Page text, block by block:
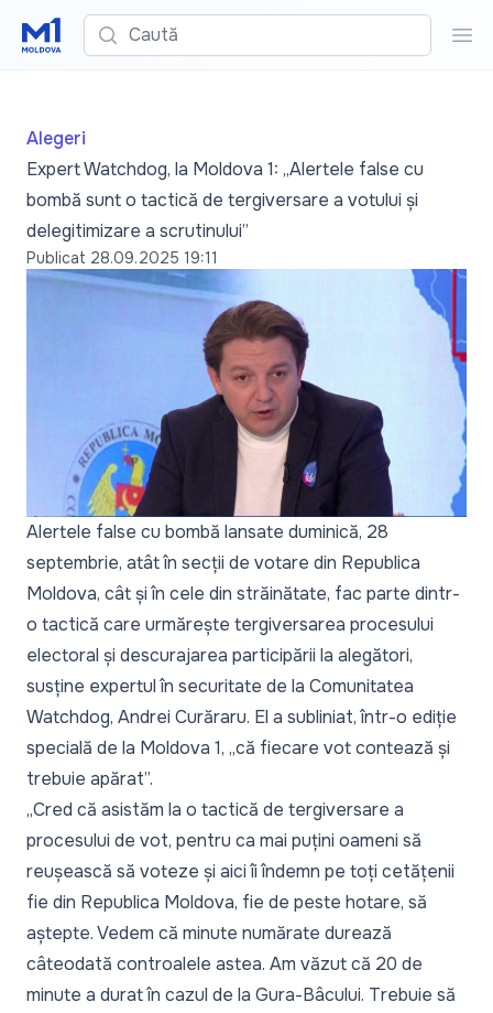
Caută
Alegeri
Expert Watchdog, la Moldova 1: „Alertele false cu
bombă sunt o tactică de tergiversare a votului și
delegitimizare a scrutinului”
Publicat 28.09.2025 19:11
Alertele false cu bombă lansate duminică, 28
septembrie, atât în secții de votare din Republica
Moldova, cât și în cele din străinătate, fac parte dintr-
o tactică care urmărește tergiversarea procesului
electoral și descurajarea participării la alegători,
susține expertul în securitate de la Comunitatea
Watchdog, Andrei Curăraru. El a subliniat, într-o ediție
specială de la Moldova 1, „că fiecare vot contează și
trebuie apărat”.
„Cred că asistăm la o tactică de tergiversare a
procesului de vot, pentru ca mai puțini oameni să
reușească să voteze și aici îi îndemn pe toți cetățenii
fie din Republica Moldova, fie de peste hotare, să
aștepte. Vedem că minute numărate durează
câteodată controalele astea. Am văzut că 20 de
minute a durat în cazul de la Gura-Bâcului. Trebuie să